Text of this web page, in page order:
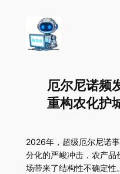
厄尔尼诺频
重构农化护
2026年，超级厄尔尼诺
分化的严峻冲击，农产
场带来了结构性不确定性